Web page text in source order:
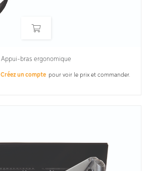
Appui-bras ergonomique
Créez un compte pour voir le prix et commander.